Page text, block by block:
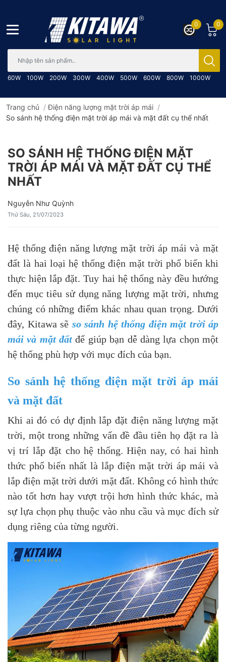
60W 100W 200W 300W 400W 500W 600W 800W 1000W
0
0
Trang chủ /Điện năng lượng mặt trời áp mái /
So sánh hệ thống điện mặt trời áp mái và mặt đất cụ thể nhất
SO SÁNH HỆ THỐNG ĐIỆN MẶT
TRỜI ÁP MÁI VÀ MẶT ĐẤT CỤ THỂ
NHẤT
Nguyễn Như Quỳnh
Thứ Sáu, 21/07/2023
Hệ thống điện năng lượng mặt trời áp mái và mặt
đất là hai loại hệ thống điện mặt trời phổ biến khi
thực hiện lắp đặt. Tuy hai hệ thống này đều hướng
đến mục tiêu sử dụng năng lượng mặt trời, nhưng
chúng có những điểm khác nhau quan trọng. Dưới
đây, Kitawa sẽ so sánh hệ thống điện mặt trời áp
mái và mặt đất để giúp bạn dễ dàng lựa chọn một
hệ thống phù hợp với mục đích của bạn.
So sánh hệ thống điện mặt trời áp mái
và mặt đất
Khi ai đó có dự định lắp đặt điện năng lượng mặt
trời, một trong những vấn đề đầu tiên họ đặt ra là
vị trí lắp đặt cho hệ thống. Hiện nay, có hai hình
thức phổ biến nhất là lắp điện mặt trời áp mái và
lắp điện mặt trời dưới mặt đất. Không có hình thức
nào tốt hơn hay vượt trội hơn hình thức khác, mà
sự lựa chọn phụ thuộc vào nhu cầu và mục đích sử
dụng riêng của từng người.